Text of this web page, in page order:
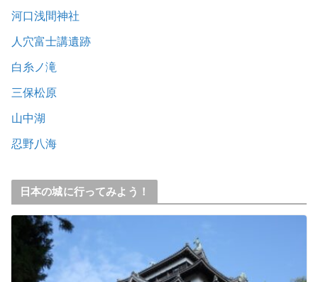
河口浅間神社
人穴富士講遺跡
白糸ノ滝
三保松原
山中湖
忍野八海
日本の城に行ってみよう！